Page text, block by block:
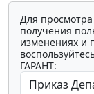
Для просмотра
получения
изменениях и
ГАРАНТ: